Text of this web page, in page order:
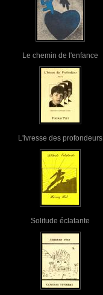
Le chemin de l'enfance
L'ivresse des profondeurs
Solitude éclatante